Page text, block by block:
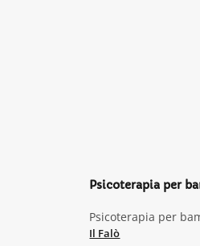
Psicoterapia per
Psicoterapia per
Il Falò